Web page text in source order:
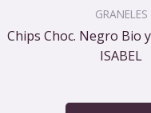
GRANELES
Chips Choc. Negro Bio
ISABEL